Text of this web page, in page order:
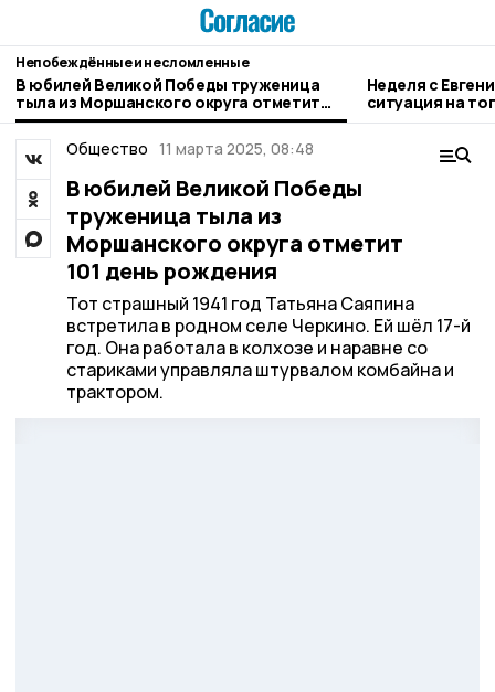
Непобеждённые и несломленные
В юбилей Великой Победы труженица
тыла из Моршанского округа отметит
101 день рождения
Неделя с
ситуация на
городе и
Общество 11 марта 2025, 08:48
В юбилей Великой Победы
труженица тыла из
Моршанского округа отметит
101 день рождения
Тот страшный 1941 год Татьяна Саяпина
встретила в родном селе Черкино. Ей шёл 17-й
год. Она работала в колхозе и наравне со
стариками управляла штурвалом комбайна и
трактором.